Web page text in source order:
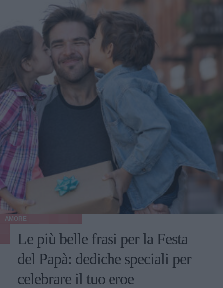
AMORE
Le più belle frasi per la Festa
del Papà: dediche speciali per
celebrare il tuo eroe